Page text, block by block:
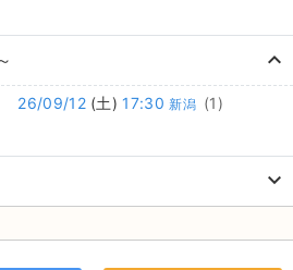
keyboard_arrow_up
26/09/12 (土) 17:30 新潟 (1)
keyboard_arrow_down